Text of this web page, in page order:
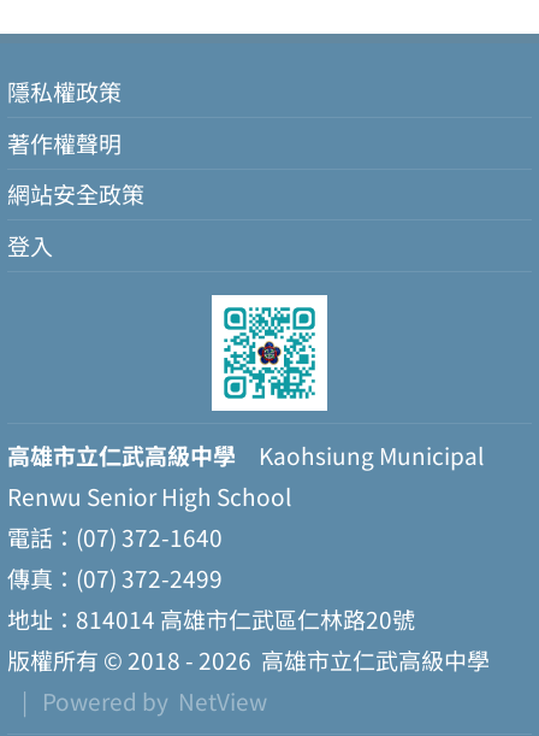
隱私權政策
著作權聲明
網站安全政策
登入
高雄市立仁武高級中學 Kaohsiung Municipal
Renwu Senior High School
電話：(07) 372-1640
傳真：(07) 372-2499
地址：814014 高雄市仁武區仁林路20號
版權所有 © 2018 - 2026 高雄市立仁武高級中學
| Powered by NetView